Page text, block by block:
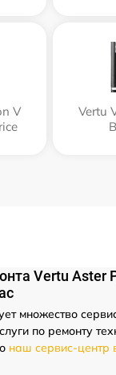
V
Vertu
Vertu Aster
множество
по ремонту
наш сервис-центр